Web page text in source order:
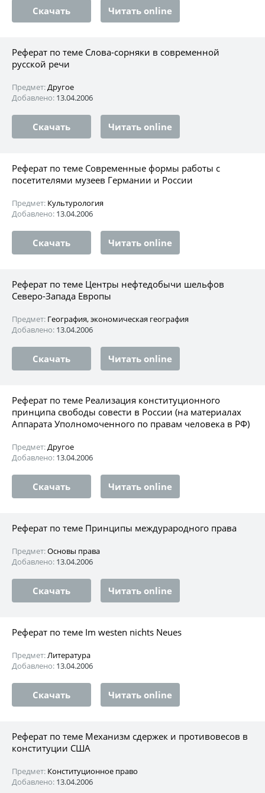
Скачать Читать online
Реферат по теме Слова-сорняки в современной
русской речи
Предмет:Другое
Добавлено: 13.04.2006
Скачать Читать online
Реферат по теме Современные формы работы с
посетителями музеев Германии и России
Предмет: Культурология
Добавлено: 13.04.2006
Скачать Читать online
Реферат по теме Центры нефтедобычи шельфов
Северо-Запада Европы
Предмет: География, экономическая география
Добавлено: 13.04.2006
Скачать Читать online
Реферат по теме Реализация конституционного
принципа свободы совести в России (на материалах
Аппарата Уполномоченного по правам человека в РФ)
Предмет:Другое
Добавлено: 13.04.2006
Скачать Читать online
Реферат по теме Принципы междурародного права
Предмет:Основы права
Добавлено: 13.04.2006
Скачать Читать online
Реферат по теме Im westen nichts Neues
Предмет:Литература
Добавлено: 13.04.2006
Скачать Читать online
Реферат по теме Механизм сдержек и противовесов в
конституции США
Предмет: Конституционное право
Добавлено: 13.04.2006